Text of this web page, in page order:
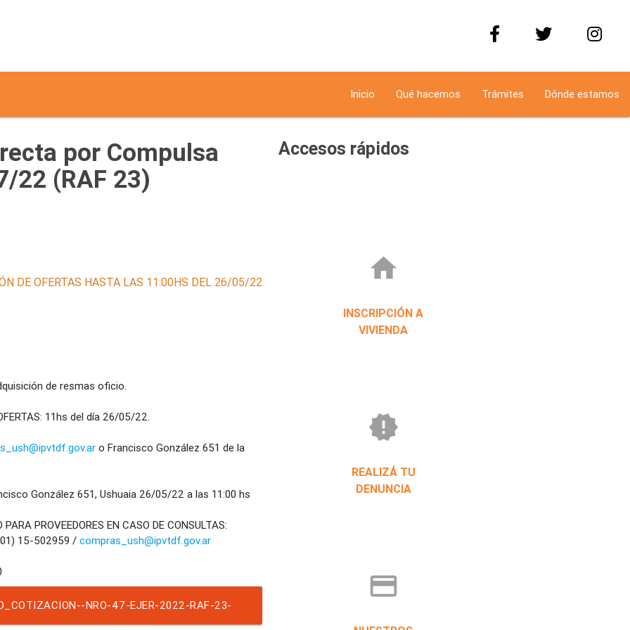
Inicio Qué hacemos Trámites Dónde estamos
por Compulsa
22 (RAF 23)
DE OFERTAS HASTA LAS 11:00HS DEL 26/05/22
de resmas oficio.
11hs del día 26/05/22.
o Francisco González 651 de la
González 651, Ushuaia 26/05/22 a las 11:00 hs
PROVEEDORES EN CASO DE CONSULTAS:
15-502959 / compras_ush@ipvtdf.gov.ar
NRO-47-EJER-2022-RAF-23-
Accesos rápidos
home
INSCRIPCIÓN A
VIVIENDA
new_releases
REALIZÁ TU
DENUNCIA
credit_card